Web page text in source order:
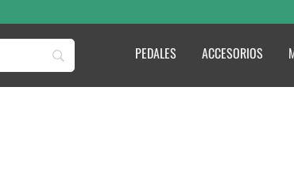
PEDALES ACCESORIOS